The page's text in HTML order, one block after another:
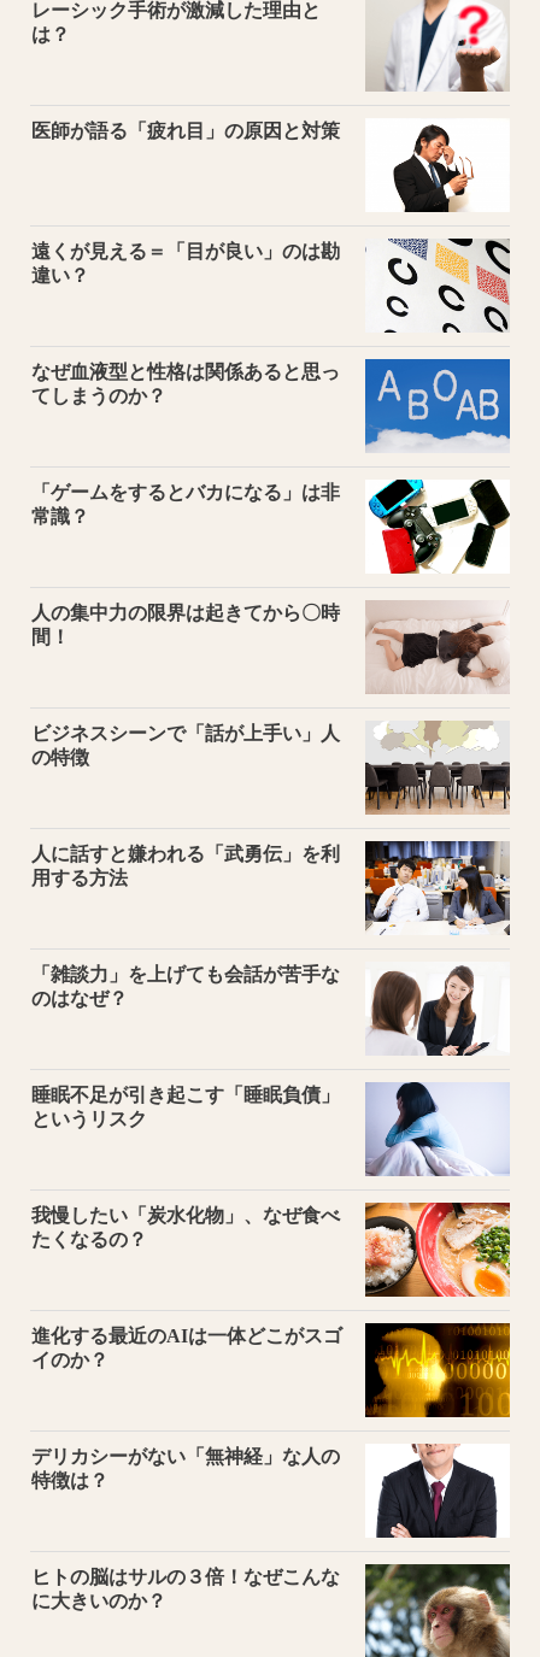
レーシック手術が激減した理由と
は？
医師が語る「疲れ目」の原因と対策
遠くが見える＝「目が良い」のは勘
違い？
なぜ血液型と性格は関係あると思っ
てしまうのか？
「ゲームをするとバカになる」は非
常識？
人の集中力の限界は起きてから〇時
間！
ビジネスシーンで「話が上手い」人
の特徴
人に話すと嫌われる「武勇伝」を利
用する方法
「雑談力」を上げても会話が苦手な
のはなぜ？
睡眠不足が引き起こす「睡眠負債」
というリスク
我慢したい「炭水化物」、なぜ食べ
たくなるの？
進化する最近のAIは一体どこがスゴ
イのか？
デリカシーがない「無神経」な人の
特徴は？
ヒトの脳はサルの３倍！なぜこんな
に大きいのか？